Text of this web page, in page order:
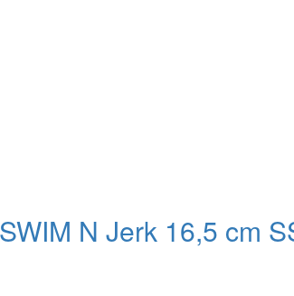
N Jerk 16,5 cm